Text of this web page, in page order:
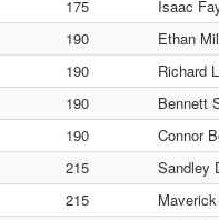
175
Isaac
190
Ethan
190
Richard
190
Bennett
190
Connor
215
Sandley
215